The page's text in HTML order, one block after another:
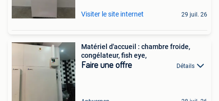
Visiter le site internet 29 juil. 26
Matériel d'accueil : chambre froide,
congélateur, fish eye,
Faire une offre Détails